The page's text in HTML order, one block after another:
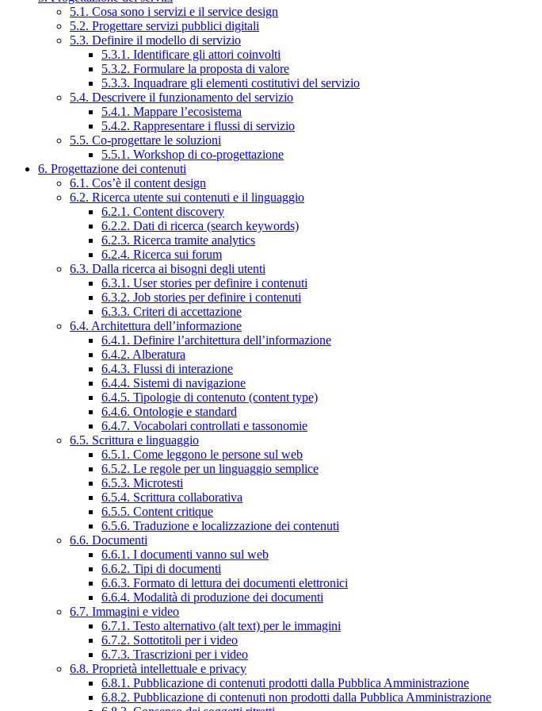
5.1. Cosa sono i servizi e il service design
5.2. Progettare servizi pubblici digitali
5.3. Definire il modello di servizio
5.3.1. Identificare gli attori coinvolti
5.3.2. Formulare la proposta di valore
5.3.3. Inquadrare gli elementi costitutivi del servizio
5.4. Descrivere il funzionamento del servizio
5.4.1. Mappare l’ecosistema
5.4.2. Rappresentare i flussi di servizio
5.5. Co-progettare le soluzioni
5.5.1. Workshop di co-progettazione
6. Progettazione dei contenuti
6.1. Cos’è il content design
6.2. Ricerca utente sui contenuti e il linguaggio
6.2.1. Content discovery
6.2.2. Dati di ricerca (search keywords)
6.2.3. Ricerca tramite analytics
6.2.4. Ricerca sui forum
6.3. Dalla ricerca ai bisogni degli utenti
6.3.1. User stories per definire i contenuti
6.3.2. Job stories per definire i contenuti
6.3.3. Criteri di accettazione
6.4. Architettura dell’informazione
6.4.1. Definire l’architettura dell’informazione
6.4.2. Alberatura
6.4.3. Flussi di interazione
6.4.4. Sistemi di navigazione
6.4.5. Tipologie di contenuto (content type)
6.4.6. Ontologie e standard
6.4.7. Vocabolari controllati e tassonomie
6.5. Scrittura e linguaggio
6.5.1. Come leggono le persone sul web
6.5.2. Le regole per un linguaggio semplice
6.5.3. Microtesti
6.5.4. Scrittura collaborativa
6.5.5. Content critique
6.5.6. Traduzione e localizzazione dei contenuti
6.6. Documenti
6.6.1. I documenti vanno sul web
6.6.2. Tipi di documenti
6.6.3. Formato di lettura dei documenti elettronici
6.6.4. Modalità di produzione dei documenti
6.7. Immagini e video
6.7.1. Testo alternativo (alt text) per le immagini
6.7.2. Sottotitoli per i video
6.7.3. Trascrizioni per i video
6.8. Proprietà intellettuale e privacy
6.8.1. Pubblicazione di contenuti prodotti dalla Pubblica Amministrazione
6.8.2. Pubblicazione di contenuti non prodotti dalla Pubblica Amministrazione